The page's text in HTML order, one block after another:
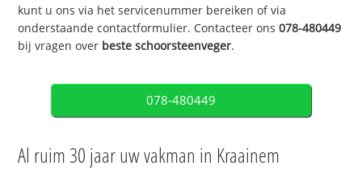
kunt u ons via het servicenummer bereiken of via
onderstaande contactformulier. Contacteer ons078-480449
bij vragen over beste schoorsteenveger.
078-480449
Al ruim 30 jaar uw vakman in Kraainem